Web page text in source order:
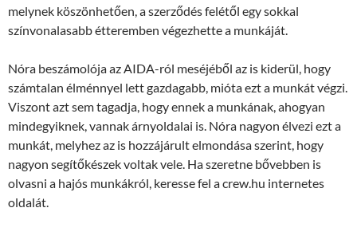
melynek köszönhetően, a szerződés felétől egy sokkal
színvonalasabb étteremben végezhette a munkáját.
Nóra beszámolója az AIDA-ról meséjéből az is kiderül, hogy
számtalan élménnyel lett gazdagabb, mióta ezt a munkát végzi.
Viszont azt sem tagadja, hogy ennek a munkának, ahogyan
mindegyiknek, vannak árnyoldalai is. Nóra nagyon élvezi ezt a
munkát, melyhez az is hozzájárult elmondása szerint, hogy
nagyon segítőkészek voltak vele. Ha szeretne bővebben is
olvasni a hajós munkákról, keresse fel a crew.hu internetes
oldalát.